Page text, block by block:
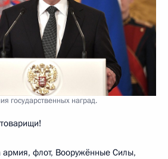
государственных наград.
армия, флот, Вооружённые Силы,